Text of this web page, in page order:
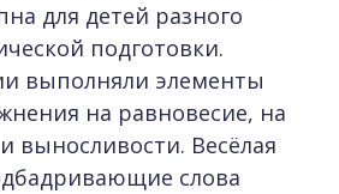
для детей разного
подготовки.
выполняли элементы
на равновесие, на
выносливости. Весёлая
слова